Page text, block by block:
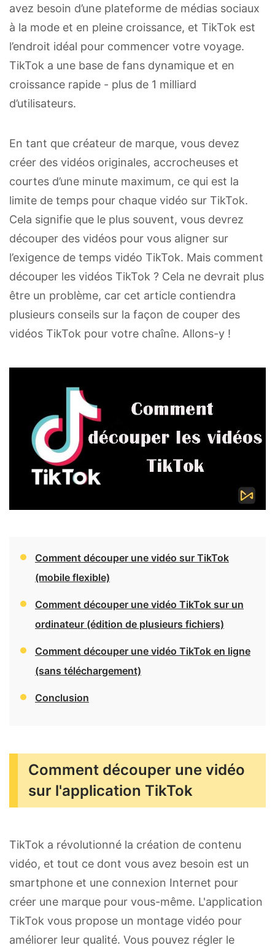
avez besoin d’une plateforme de médias sociaux
à la mode et en pleine croissance, et TikTok est
l’endroit idéal pour commencer votre voyage.
TikTok a une base de fans dynamique et en
croissance rapide - plus de 1 milliard
d’utilisateurs.
En tant que créateur de marque, vous devez
créer des vidéos originales, accrocheuses et
courtes d’une minute maximum, ce qui est la
limite de temps pour chaque vidéo sur TikTok.
Cela signifie que le plus souvent, vous devrez
découper des vidéos pour vous aligner sur
l’exigence de temps vidéo TikTok. Mais comment
découper les vidéos TikTok ? Cela ne devrait plus
être un problème, car cet article contiendra
plusieurs conseils sur la façon de couper des
vidéos TikTok pour votre chaîne. Allons-y !
Comment découper une vidéo sur TikTok
(mobile flexible)
Comment découper une vidéo TikTok sur un
ordinateur (édition de plusieurs fichiers)
Comment découper une vidéo TikTok en ligne
(sans téléchargement)
Conclusion
Comment découper une vidéo
sur l'application TikTok
TikTok a révolutionné la création de contenu
vidéo, et tout ce dont vous avez besoin est un
smartphone et une connexion Internet pour
créer une marque pour vous-même. L'application
TikTok vous propose un montage vidéo pour
améliorer leur qualité. Vous pouvez régler le